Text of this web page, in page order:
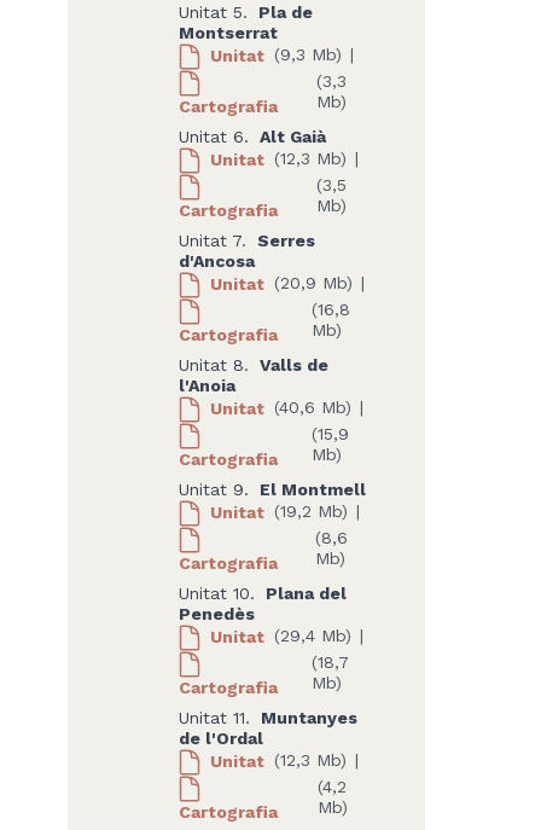
Unitat 5.
Pla de
Montserrat
Unitat (9,3 Mb) |
Cartografia
(3,3
Mb)
Unitat 6.
Alt Gaià
Unitat (12,3 Mb) |
Cartografia
(3,5
Mb)
Unitat 7.
Serres
d'Ancosa
Unitat (20,9 Mb) |
Cartografia
(16,8
Mb)
Unitat 8.
Valls de
l'Anoia
Unitat (40,6 Mb) |
Cartografia
(15,9
Mb)
Unitat 9.
El Montmell
Unitat (19,2 Mb) |
Cartografia
(8,6
Mb)
Unitat 10.
Plana del
Penedès
Unitat (29,4 Mb) |
Cartografia
(18,7
Mb)
Unitat 11.
Muntanyes
de l'Ordal
Unitat (12,3 Mb) |
Cartografia
(4,2
Mb)